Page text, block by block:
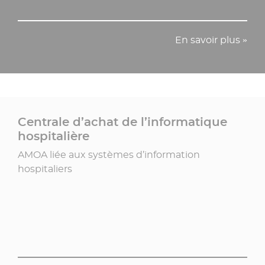
En savoir plus »
Centrale d’achat de l’informatique
hospitalière
AMOA liée aux systèmes d’information
hospitaliers